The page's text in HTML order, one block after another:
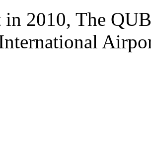
in 2010, The